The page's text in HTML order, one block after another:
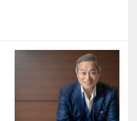
テルの究極ラ
ホテルオーク
ラ神戸 ロビ
ー階 カフェ
レストラン
「カメリア」